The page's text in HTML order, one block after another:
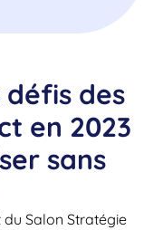
défis des
en 2023
sans
Salon Stratégie